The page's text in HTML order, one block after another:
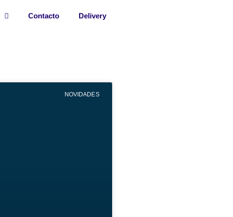
Contacto Delivery
NOVIDADES